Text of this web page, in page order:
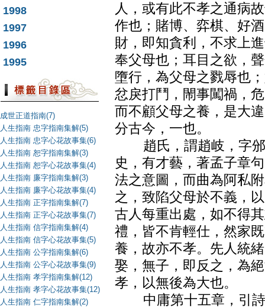
1998
1997
1996
1995
成世正道指南(7)
人生指南 忠字指南集解(5)
人生指南 忠字心花故事集(6)
人生指南 恕字指南集解(3)
人生指南 恕字心花故事集(4)
人生指南 廉字指南集解(3)
人生指南 廉字心花故事集(4)
人生指南 正字指南集解(7)
人生指南 正字心花故事集(7)
人生指南 信字指南集解(4)
人生指南 信字心花故事集(5)
人生指南 公字指南集解(6)
人生指南 公字心花故事集(9)
人生指南 孝字指南集解(12)
人生指南 孝字心花故事集(12)
人生指南 仁字指南集解(2)
人，或有此不孝之通病
作也；賭博、弈棋、好
財，即知貪利，不求上
奉父母也；耳目之欲，
墮行，為父母之戮辱也
忿戾打鬥，閙事闖禍，
而不顧父母之養，是大
分古今，一也。
趙氏，謂趙岐，字邠
史，有才藝，著孟子章
法之意圖，而曲為阿私
之，致陷父母於不義，
古人每重出處，如不得
禮，皆不肯輕仕，然家
養，故亦不孝。先人統
娶，無子，即反之，為
孝，以無後為大也。
中庸第十五章，引詩